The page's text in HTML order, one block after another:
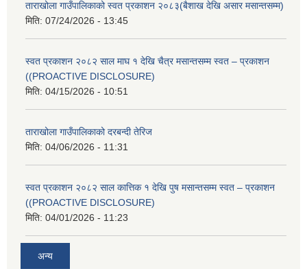
ताराखोला गाउँपालिकाको स्वत प्रकाशन २०८३(बैशाख देखि असार मसान्तसम्म)
मिति: 07/24/2026 - 13:45
स्वत प्रकाशन २०८२ साल माघ १ देखि चैत्र मसान्तसम्म स्वत – प्रकाशन
((PROACTIVE DISCLOSURE)
मिति: 04/15/2026 - 10:51
ताराखोला गाउँपालिकाको दरबन्दी तेरिज
मिति: 04/06/2026 - 11:31
स्वत प्रकाशन २०८२ साल कात्तिक १ देखि पुष मसान्तसम्म स्वत – प्रकाशन
((PROACTIVE DISCLOSURE)
मिति: 04/01/2026 - 11:23
अन्य